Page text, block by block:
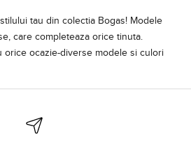
tau din colectia Bogas! Modele
care completeaza orice tinuta.
orice ocazie-diverse modele si culori